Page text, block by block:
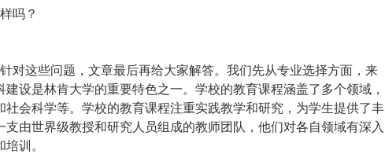
吗？
对这些问题，文章最后再给大家解答。我们先从专业选择方面，来
设是林肯大学的重要特色之一。学校的教育课程涵盖了多个领域，
会科学等。学校的教育课程注重实践教学和研究，为学生提供了丰
由世界级教授和研究人员组成的教师团队，他们对各自领域有深入
训。